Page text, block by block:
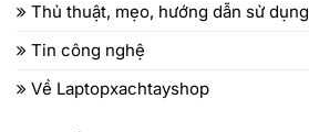
Thủ thuật, mẹo, hướng dẫn sử dụng
Tin công nghệ
Về Laptopxachtayshop